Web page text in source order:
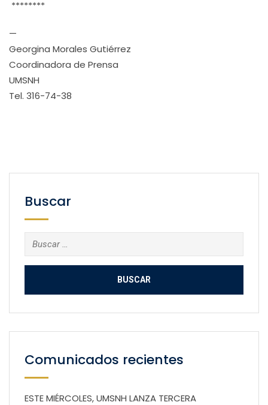
********
—
Georgina Morales Gutiérrez
Coordinadora de Prensa
UMSNH
Tel. 316-74-38
Buscar
Buscar:
Comunicados recientes
ESTE MIÉRCOLES, UMSNH LANZA TERCERA